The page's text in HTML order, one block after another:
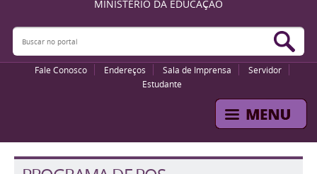
MINISTÉRIO DA EDUCAÇÃO
Buscar no portal
Fale Conosco Endereços Sala de Imprensa
Servidor
Estudante